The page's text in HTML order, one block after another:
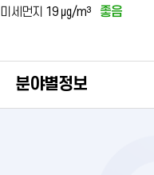
미세먼지 19 ㎍/m³ 좋음
분야별정보